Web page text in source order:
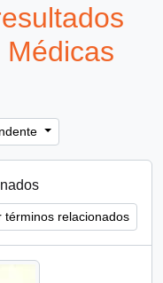
términos relacionados